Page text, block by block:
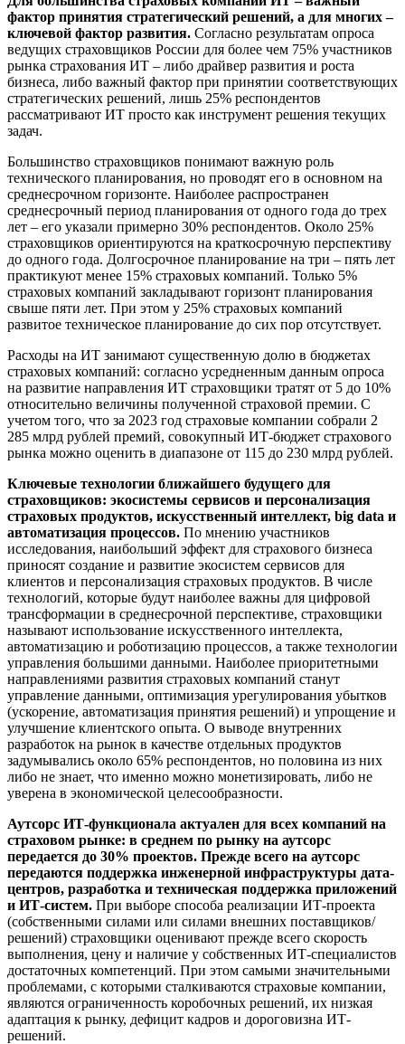
фактор принятия стратегический решений, а для многих –
ключевой фактор развития. Согласно результатам опроса
ведущих страховщиков России для более чем 75% участников
рынка страхования ИТ – либо драйвер развития и роста
бизнеса, либо важный фактор при принятии соответствующих
стратегических решений, лишь 25% респондентов
рассматривают ИТ просто как инструмент решения текущих
задач.
Большинство страховщиков понимают важную роль
технического планирования, но проводят его в основном на
среднесрочном горизонте. Наиболее распространен
среднесрочный период планирования от одного года до трех
лет – его указали примерно 30% респондентов. Около 25%
страховщиков ориентируются на краткосрочную перспективу
до одного года. Долгосрочное планирование на три – пять лет
практикуют менее 15% страховых компаний. Только 5%
страховых компаний закладывают горизонт планирования
свыше пяти лет. При этом у 25% страховых компаний
развитое техническое планирование до сих пор отсутствует.
Расходы на ИТ занимают существенную долю в бюджетах
страховых компаний: согласно усредненным данным опроса
на развитие направления ИТ страховщики тратят от 5 до 10%
относительно величины полученной страховой премии. С
учетом того, что за 2023 год страховые компании собрали 2
285 млрд рублей премий, совокупный ИТ-бюджет страхового
рынка можно оценить в диапазоне от 115 до 230 млрд рублей.
Ключевые технологии ближайшего будущего для
страховщиков: экосистемы сервисов и персонализация
страховых продуктов, искусственный интеллект, big data и
автоматизация процессов. По мнению участников
исследования, наибольший эффект для страхового бизнеса
приносят создание и развитие экосистем сервисов для
клиентов и персонализация страховых продуктов. В числе
технологий, которые будут наиболее важны для цифровой
трансформации в среднесрочной перспективе, страховщики
называют использование искусственного интеллекта,
автоматизацию и роботизацию процессов, а также технологии
управления большими данными. Наиболее приоритетными
направлениями развития страховых компаний станут
управление данными, оптимизация урегулирования убытков
(ускорение, автоматизация принятия решений) и упрощение и
улучшение клиентского опыта. О выводе внутренних
разработок на рынок в качестве отдельных продуктов
задумывались около 65% респондентов, но половина из них
либо не знает, что именно можно монетизировать, либо не
уверена в экономической целесообразности.
Аутсорс ИТ-функционала актуален для всех компаний на
страховом рынке: в среднем по рынку на аутсорс
передается до 30% проектов. Прежде всего на аутсорс
передаются поддержка инженерной инфраструктуры дата-
центров, разработка и техническая поддержка приложений
и ИТ-систем. При выборе способа реализации ИТ-проекта
(собственными силами или силами внешних поставщиков/
решений) страховщики оценивают прежде всего скорость
выполнения, цену и наличие у собственных ИТ-специалистов
достаточных компетенций. При этом самыми значительными
проблемами, с которыми сталкиваются страховые компании,
являются ограниченность коробочных решений, их низкая
адаптация к рынку, дефицит кадров и дороговизна ИТ-
решений.